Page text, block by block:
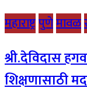
महाराष्ट्रपुणेमावळ
श्री.देविदास
शिक्षणासाठी